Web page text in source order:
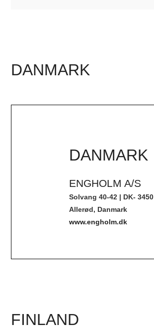
DANMARK
DANMARK
ENGHOLM A/S
Solvang 40-42 | DK- 3450
Allerød, Danmark
www.engholm.dk
FINLAND